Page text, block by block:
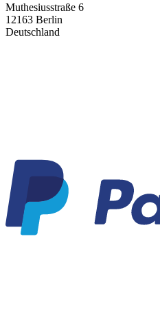
Muthesiusstraße 6
12163 Berlin
Deutschland